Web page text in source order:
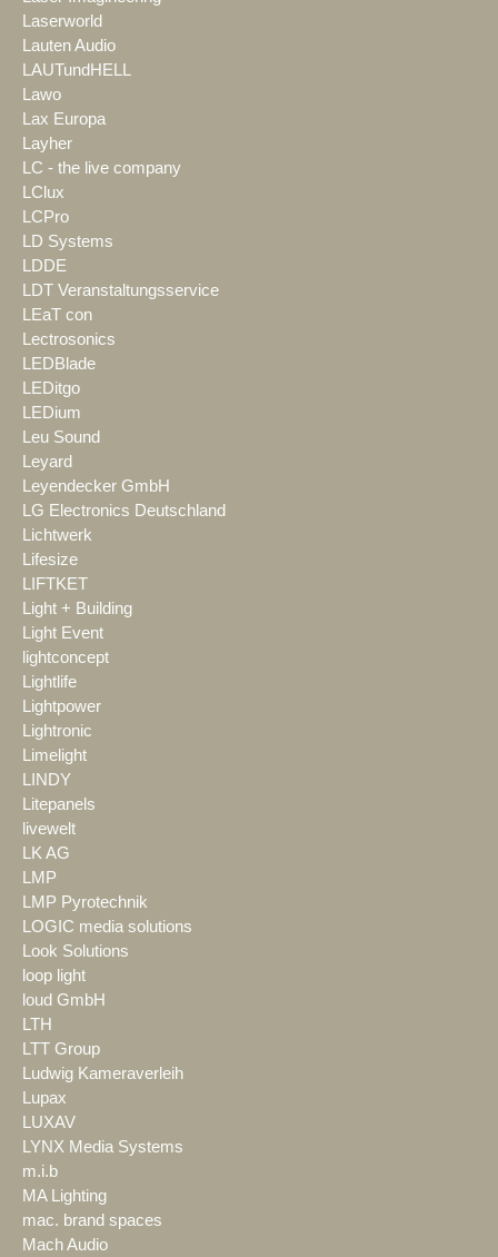
Laserworld
Lauten Audio
LAUTundHELL
Lawo
Lax Europa
Layher
LC - the live company
LClux
LCPro
LD Systems
LDDE
LDT Veranstaltungsservice
LEaT con
Lectrosonics
LEDBlade
LEDitgo
LEDium
Leu Sound
Leyard
Leyendecker GmbH
LG Electronics Deutschland
Lichtwerk
Lifesize
LIFTKET
Light + Building
Light Event
lightconcept
Lightlife
Lightpower
Lightronic
Limelight
LINDY
Litepanels
livewelt
LK AG
LMP
LMP Pyrotechnik
LOGIC media solutions
Look Solutions
loop light
loud GmbH
LTH
LTT Group
Ludwig Kameraverleih
Lupax
LUXAV
LYNX Media Systems
m.i.b
MA Lighting
mac. brand spaces
Mach Audio